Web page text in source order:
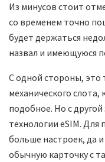
Из минусов стоит
со временем точно
будет держаться
назвал и имеющуюся
С одной стороны, это
механического
подобное. Но с
технологии eSIM.
больше настроек, да
обычную карточку с